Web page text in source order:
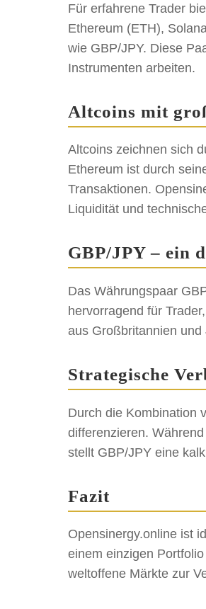
Für erfahrene Trader
Ethereum (ETH),
wie GBP/JPY. Diese
Instrumenten arbeiten.
Altcoins mit
Altcoins zeichnen sich
Ethereum ist durch
Transaktionen.
Liquidität und
GBP/JPY – ein
Das Währungspaar
hervorragend für
aus Großbritannien
Strategische
Durch die Kombination
differenzieren.
stellt GBP/JPY eine
Fazit
Opensinergy.online ist
einem einzigen
weltoffene Märkte zur